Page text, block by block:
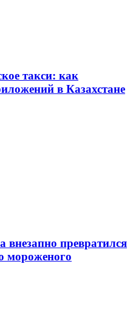
такси: как
в Казахстане
превратился
мороженого